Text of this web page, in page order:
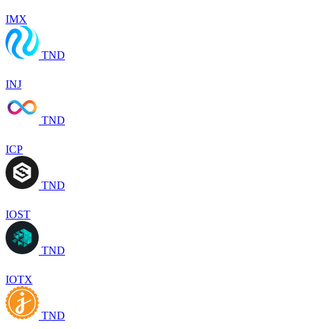
IMX
TND
INJ
TND
ICP
TND
IOST
TND
IOTX
TND